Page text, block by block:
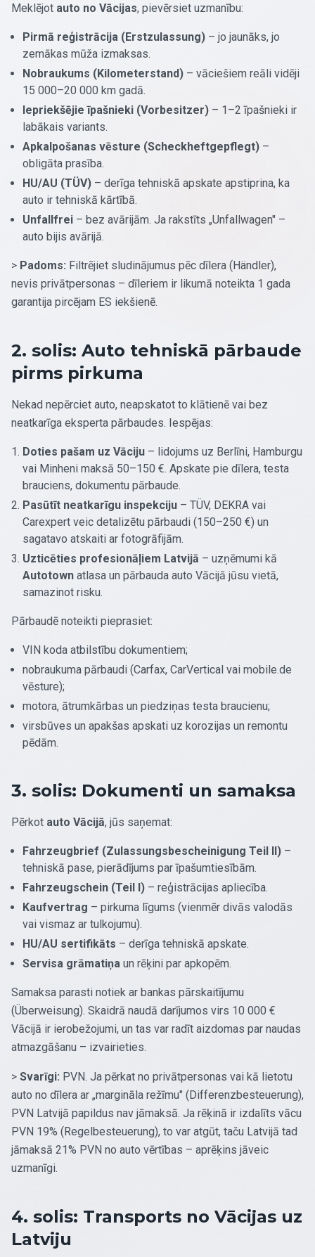
Meklējot auto no Vācijas, pievērsiet uzmanību:
Pirmā reģistrācija (Erstzulassung) – jo jaunāks, jo
zemākas mūža izmaksas.
Nobraukums (Kilometerstand) – vāciešiem reāli vidēji
15 000–20 000 km gadā.
Iepriekšējie īpašnieki (Vorbesitzer) – 1–2 īpašnieki ir
labākais variants.
Apkalpošanas vēsture (Scheckheftgepflegt) –
obligāta prasība.
HU/AU (TÜV) – derīga tehniskā apskate apstiprina, ka
auto ir tehniskā kārtībā.
Unfallfrei – bez avārijām. Ja rakstīts „Unfallwagen" –
auto bijis avārijā.
> Padoms: Filtrējiet sludinājumus pēc dīlera (Händler),
nevis privātpersonas – dīleriem ir likumā noteikta 1 gada
garantija pircējam ES iekšienē.
2. solis: Auto tehniskā pārbaude
pirms pirkuma
Nekad nepērciet auto, neapskatot to klātienē vai bez
neatkarīga eksperta pārbaudes. Iespējas:
Doties pašam uz Vāciju – lidojums uz Berlīni, Hamburgu
vai Minheni maksā 50–150 €. Apskate pie dīlera, testa
brauciens, dokumentu pārbaude.
Pasūtīt neatkarīgu inspekciju – TÜV, DEKRA vai
Carexpert veic detalizētu pārbaudi (150–250 €) un
sagatavo atskaiti ar fotogrāfijām.
Uzticēties profesionāļiem Latvijā – uzņēmumi kā
Autotown atlasa un pārbauda auto Vācijā jūsu vietā,
samazinot risku.
Pārbaudē noteikti pieprasiet:
VIN koda atbilstību dokumentiem;
nobraukuma pārbaudi (Carfax, CarVertical vai mobile.de
vēsture);
motora, ātrumkārbas un piedziņas testa braucienu;
virsbūves un apakšas apskati uz korozijas un remontu
pēdām.
3. solis: Dokumenti un samaksa
Pērkot auto Vācijā, jūs saņemat:
Fahrzeugbrief (Zulassungsbescheinigung Teil II) –
tehniskā pase, pierādījums par īpašumtiesībām.
Fahrzeugschein (Teil I) – reģistrācijas apliecība.
Kaufvertrag – pirkuma līgums (vienmēr divās valodās
vai vismaz ar tulkojumu).
HU/AU sertifikāts – derīga tehniskā apskate.
Servisa grāmatiņa un rēķini par apkopēm.
Samaksa parasti notiek ar bankas pārskaitījumu
(Überweisung). Skaidrā naudā darījumos virs 10 000 €
Vācijā ir ierobežojumi, un tas var radīt aizdomas par naudas
atmazgāšanu – izvairieties.
> Svarīgi: PVN. Ja pērkat no privātpersonas vai kā lietotu
auto no dīlera ar „margināla režīmu" (Differenzbesteuerung),
PVN Latvijā papildus nav jāmaksā. Ja rēķinā ir izdalīts vācu
PVN 19% (Regelbesteuerung), to var atgūt, taču Latvijā tad
jāmaksā 21% PVN no auto vērtības – aprēķins jāveic
uzmanīgi.
4. solis: Transports no Vācijas uz
Latviju